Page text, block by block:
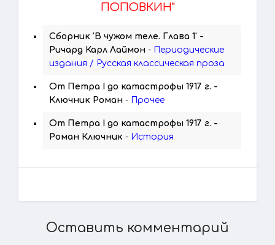
ПОПОВКИН"
Сборник 'В чужом теле. Глава 1' -
Ричард Карл Лаймон -
Периодические
издания / Русская классическая проза
От Петра I до катастрофы 1917 г. -
Ключник Роман - Прочее
От Петра I до катастрофы 1917 г. -
Роман Ключник - История
Оставить комментарий